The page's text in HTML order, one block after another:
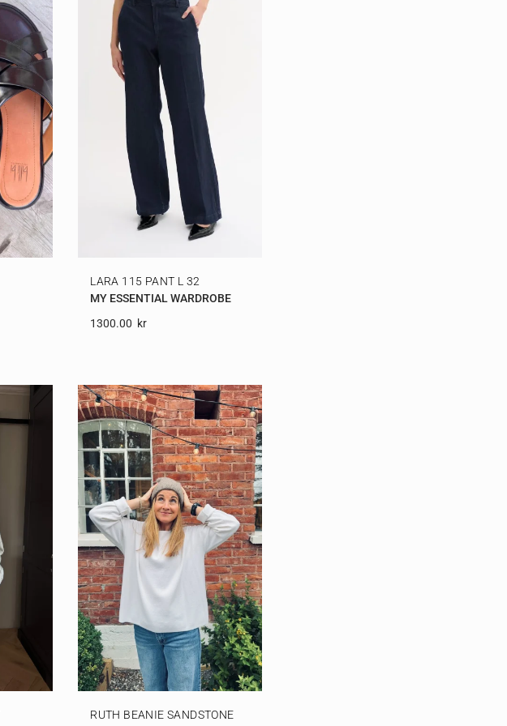
LARA 115 PANT L 32
MY ESSENTIAL WARDROBE
1300.00 Kr
RUTH BEANIE SANDSTONE